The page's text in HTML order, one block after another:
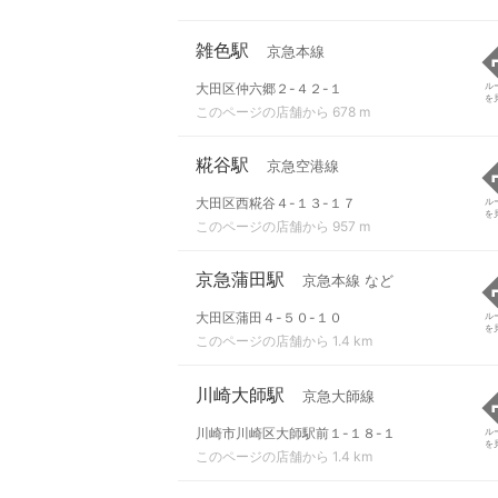
雑色駅 京急本線
大田区仲六郷２-４２-１
このページの店舗から 678 m
ル
を
糀谷駅 京急空港線
大田区西糀谷４-１３-１７
このページの店舗から 957 m
ル
を
京急蒲田駅 京急本線 など
大田区蒲田４-５０-１０
このページの店舗から 1.4 km
ル
を
川崎大師駅 京急大師線
川崎市川崎区大師駅前１-１８-１
このページの店舗から 1.4 km
ル
を